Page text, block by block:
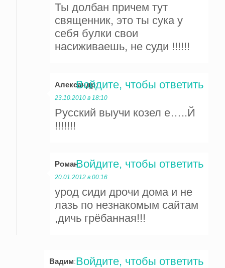
Ты долбан причем тут
священник, это ты сука у
себя булки свои
насиживаешь, не суди !!!!!!
Александр:
23.10.2010 в 18:10
Русский выучи козел е…..Й
!!!!!!!
Войдите, чтобы ответить
Роман:
20.01.2012 в 00:16
урод сиди дрочи дома и не
лазь по незнакомым сайтам
,дичь грёбанная!!!
Войдите, чтобы ответить
Вадим:Войдите, чтобы ответить